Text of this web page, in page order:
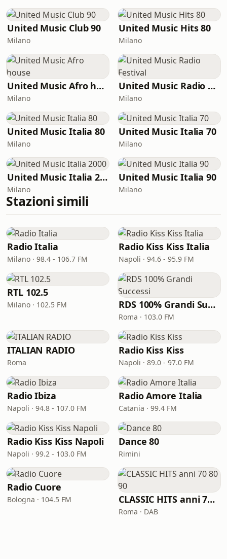
United Music Club 90
Milano
United Music Hits 80
Milano
United Music Afro house
Milano
United Music Radio Festival
Milano
United Music Italia 80
Milano
United Music Italia 70
Milano
United Music Italia 2000
Milano
United Music Italia 90
Milano
Stazioni simili
Radio Italia
Milano · 98.4 - 106.7 FM
Radio Kiss Kiss Italia
Napoli · 94.6 - 95.9 FM
RTL 102.5
Milano · 102.5 FM RDS 100% Grandi Successi
Roma · 103.0 FM
ITALIAN RADIO
Roma
Radio Kiss Kiss
Napoli · 89.0 - 97.0 FM
Radio Ibiza
Napoli · 94.8 - 107.0 FM
Radio Amore Italia
Catania · 99.4 FM
Radio Kiss Kiss Napoli
Napoli · 99.2 - 103.0 FM
Dance 80
Rimini
Radio Cuore
Bologna · 104.5 FM CLASSIC HITS anni 70 80 90
Roma · DAB